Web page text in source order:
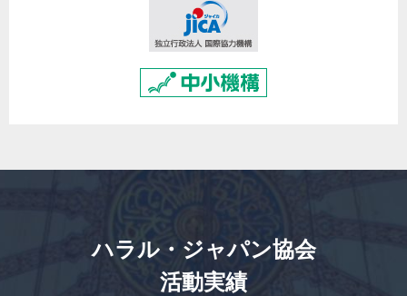
ハラル・ジャパン協会
活動実績